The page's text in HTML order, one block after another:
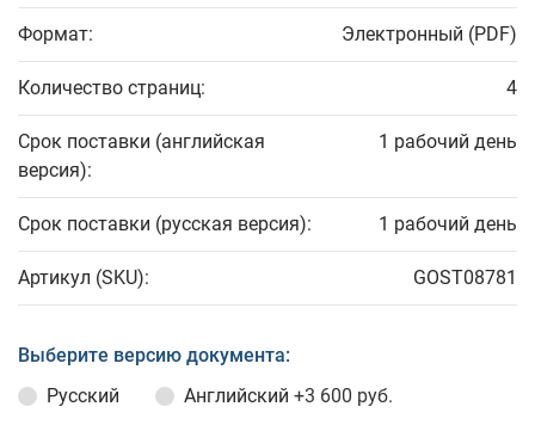
Формат: Электронный (PDF)
Количество страниц: 4
Срок поставки (английская
версия):
1 рабочий день
Срок поставки (русская версия): 1 рабочий день
Артикул (SKU): GOST08781
Выберите версию документа:
Русский
Английский +3 600 руб.